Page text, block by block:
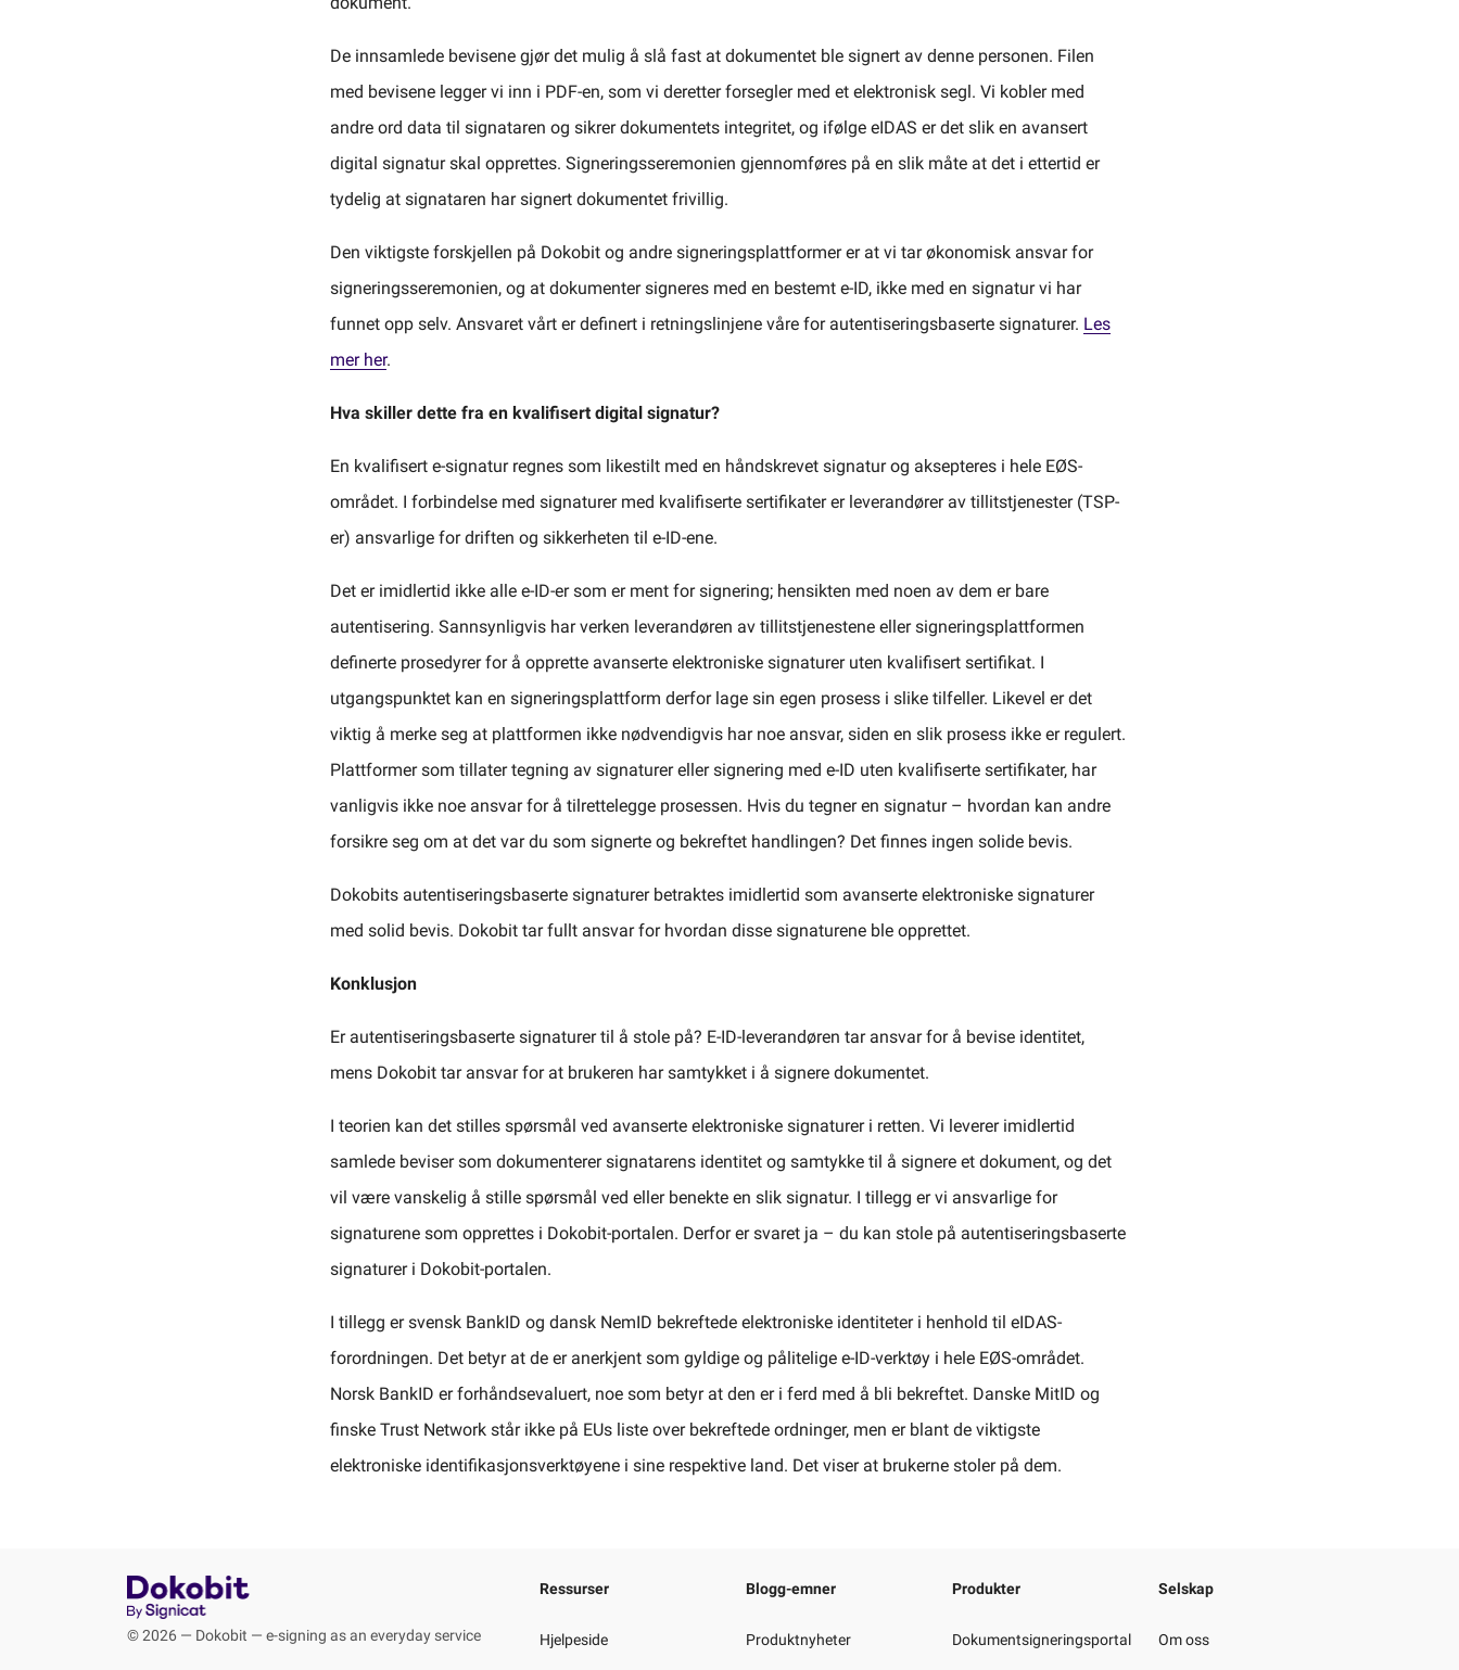
De innsamlede bevisene gjør det mulig å slå fast at dokumentet ble signert av denne personen. Filen
med bevisene legger vi inn i PDF-en, som vi deretter forsegler med et elektronisk segl. Vi kobler med
andre ord data til signataren og sikrer dokumentets integritet, og ifølge eIDAS er det slik en avansert
digital signatur skal opprettes. Signeringsseremonien gjennomføres på en slik måte at det i ettertid er
tydelig at signataren har signert dokumentet frivillig.
Den viktigste forskjellen på Dokobit og andre signeringsplattformer er at vi tar økonomisk ansvar for
signeringsseremonien, og at dokumenter signeres med en bestemt e-ID, ikke med en signatur vi har
funnet opp selv. Ansvaret vårt er definert i retningslinjene våre for autentiseringsbaserte signaturer. Les
mer her.
Hva skiller dette fra en kvalifisert digital signatur?
En kvalifisert e-signatur regnes som likestilt med en håndskrevet signatur og aksepteres i hele EØS-
området. I forbindelse med signaturer med kvalifiserte sertifikater er leverandører av tillitstjenester (TSP-
er) ansvarlige for driften og sikkerheten til e-ID-ene.
Det er imidlertid ikke alle e-ID-er som er ment for signering; hensikten med noen av dem er bare
autentisering. Sannsynligvis har verken leverandøren av tillitstjenestene eller signeringsplattformen
definerte prosedyrer for å opprette avanserte elektroniske signaturer uten kvalifisert sertifikat. I
utgangspunktet kan en signeringsplattform derfor lage sin egen prosess i slike tilfeller. Likevel er det
viktig å merke seg at plattformen ikke nødvendigvis har noe ansvar, siden en slik prosess ikke er regulert.
Plattformer som tillater tegning av signaturer eller signering med e-ID uten kvalifiserte sertifikater, har
vanligvis ikke noe ansvar for å tilrettelegge prosessen. Hvis du tegner en signatur – hvordan kan andre
forsikre seg om at det var du som signerte og bekreftet handlingen? Det finnes ingen solide bevis.
Dokobits autentiseringsbaserte signaturer betraktes imidlertid som avanserte elektroniske signaturer
med solid bevis. Dokobit tar fullt ansvar for hvordan disse signaturene ble opprettet.
Konklusjon
Er autentiseringsbaserte signaturer til å stole på? E-ID-leverandøren tar ansvar for å bevise identitet,
mens Dokobit tar ansvar for at brukeren har samtykket i å signere dokumentet.
I teorien kan det stilles spørsmål ved avanserte elektroniske signaturer i retten. Vi leverer imidlertid
samlede beviser som dokumenterer signatarens identitet og samtykke til å signere et dokument, og det
vil være vanskelig å stille spørsmål ved eller benekte en slik signatur. I tillegg er vi ansvarlige for
signaturene som opprettes i Dokobit-portalen. Derfor er svaret ja – du kan stole på autentiseringsbaserte
signaturer i Dokobit-portalen.
I tillegg er svensk BankID og dansk NemID bekreftede elektroniske identiteter i henhold til eIDAS-
forordningen. Det betyr at de er anerkjent som gyldige og pålitelige e-ID-verktøy i hele EØS-området.
Norsk BankID er forhåndsevaluert, noe som betyr at den er i ferd med å bli bekreftet. Danske MitID og
finske Trust Network står ikke på EUs liste over bekreftede ordninger, men er blant de viktigste
elektroniske identifikasjonsverktøyene i sine respektive land. Det viser at brukerne stoler på dem.
© 2026 — Dokobit — e-signing as an everyday service
Ressurser
Hjelpeside
Blogg-emner
Produktnyheter
Produkter
Dokumentsigneringsportal
Selskap
Om oss